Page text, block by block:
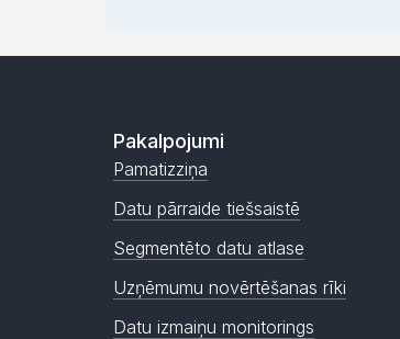
Pakalpojumi
Pamatizziņa
Datu pārraide tiešsaistē
Segmentēto datu atlase
Uzņēmumu novērtēšanas rīki
Datu izmaiņu monitorings